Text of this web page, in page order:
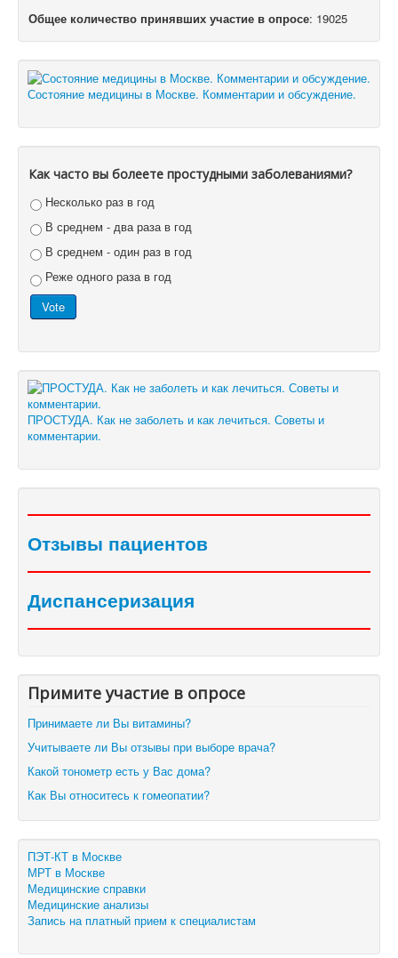
Общее количество принявших участие в опросе: 19025
Состояние медицины в Москве. Комментарии и обсуждение.
Как часто вы болеете простудными заболеваниями?
Несколько раз в год
В среднем - два раза в год
В среднем - один раз в год
Реже одного раза в год
ПРОСТУДА. Как не заболеть и как лечиться. Советы и
комментарии.
Отзывы пациентов
Диспансеризация
Примите участие в опросе
Принимаете ли Вы витамины?
Учитываете ли Вы отзывы при выборе врача?
Какой тонометр есть у Вас дома?
Как Вы относитесь к гомеопатии?
ПЭТ-КТ в Москве
МРТ в Москве
Медицинские справки
Медицинские анализы
Запись на платный прием к специалистам